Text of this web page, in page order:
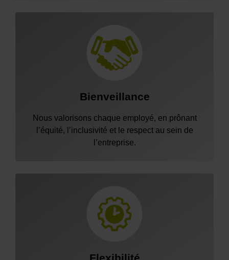
Bienveillance
Nous valorisons chaque employé, en prônant
l’équité, l’inclusivité et le respect au sein de
l’entreprise.